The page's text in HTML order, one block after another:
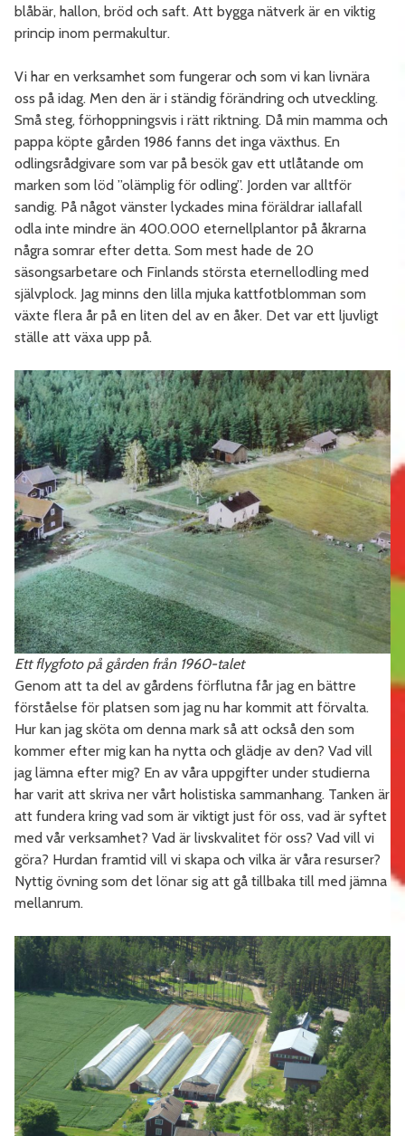
blåbär, hallon, bröd och saft. Att bygga nätverk är en viktig
princip inom permakultur.
Vi har en verksamhet som fungerar och som vi kan livnära
oss på idag. Men den är i ständig förändring och utveckling.
Små steg, förhoppningsvis i rätt riktning. Då min mamma och
pappa köpte gården 1986 fanns det inga växthus. En
odlingsrådgivare som var på besök gav ett utlåtande om
marken som löd ”olämplig för odling”. Jorden var alltför
sandig. På något vänster lyckades mina föräldrar iallafall
odla inte mindre än 400.000 eternellplantor på åkrarna
några somrar efter detta. Som mest hade de 20
säsongsarbetare och Finlands största eternellodling med
självplock. Jag minns den lilla mjuka kattfotblomman som
växte flera år på en liten del av en åker. Det var ett ljuvligt
ställe att växa upp på.
Ett flygfoto på gården från 1960-talet
Genom att ta del av gårdens förflutna får jag en bättre
förståelse för platsen som jag nu har kommit att förvalta.
Hur kan jag sköta om denna mark så att också den som
kommer efter mig kan ha nytta och glädje av den? Vad vill
jag lämna efter mig? En av våra uppgifter under studierna
har varit att skriva ner vårt holistiska sammanhang. Tanken är
att fundera kring vad som är viktigt just för oss, vad är syftet
med vår verksamhet? Vad är livskvalitet för oss? Vad vill vi
göra? Hurdan framtid vill vi skapa och vilka är våra resurser?
Nyttig övning som det lönar sig att gå tillbaka till med jämna
mellanrum.